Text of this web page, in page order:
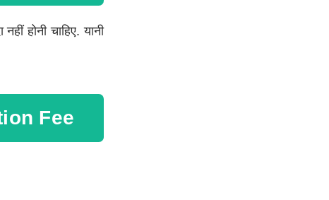
होनी चाहिए. यानी
Fee